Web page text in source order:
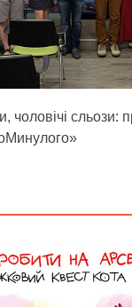
чоловічі сльози: